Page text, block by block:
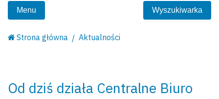
Menu Wyszukiwarka
Strona główna Aktualności
Od dziś działa Centralne Biuro